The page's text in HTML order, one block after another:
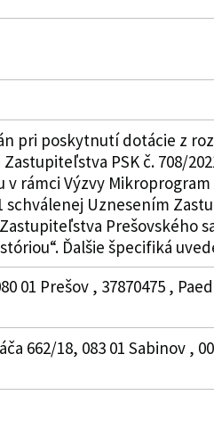
pri poskytnutí dotácie z
PSK č. 708/
rámci Výzvy
Uznesením
Prešovského
Ďalšie špecifiká
Prešov , 37870475 ,
18, 083 01 Sabinov ,